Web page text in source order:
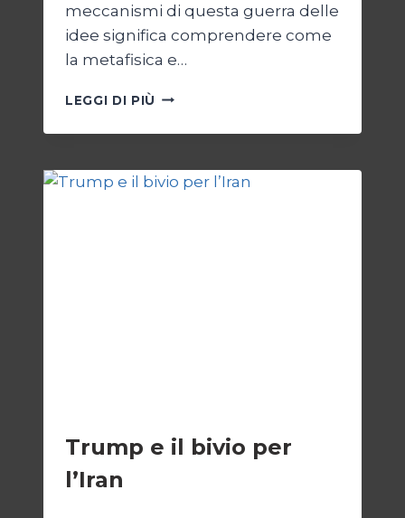
meccanismi di questa guerra delle
idee significa comprendere come
la metafisica e…
LEGGI DI PIÙ AUTOPSIA
UN
“KATECHON”
COME
Trump e il bivio per
l’Iran